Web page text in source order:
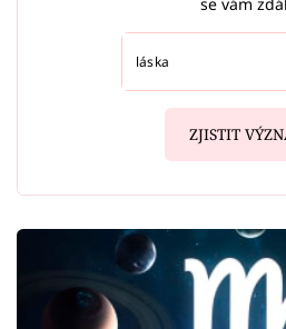
se vám
ZJISTIT